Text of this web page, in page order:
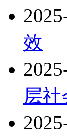
效
层社